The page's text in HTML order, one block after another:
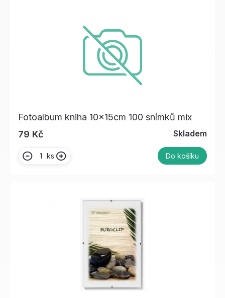
Fotoalbum kniha 10x15cm 100 snímků mix
79 Kč
Skladem
ks Do košíku